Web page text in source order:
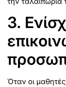
3.
Όταν οι